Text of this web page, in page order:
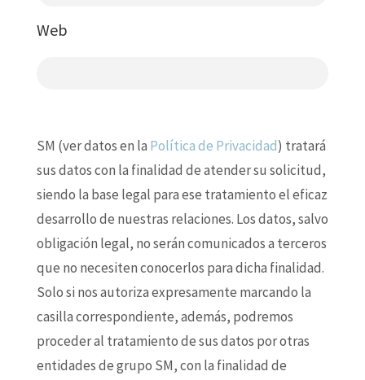
Web
SM (ver datos en la Política de Privacidad) tratará
sus datos con la finalidad de atender su solicitud,
siendo la base legal para ese tratamiento el eficaz
desarrollo de nuestras relaciones. Los datos, salvo
obligación legal, no serán comunicados a terceros
que no necesiten conocerlos para dicha finalidad.
Solo si nos autoriza expresamente marcando la
casilla correspondiente, además, podremos
proceder al tratamiento de sus datos por otras
entidades de grupo SM, con la finalidad de